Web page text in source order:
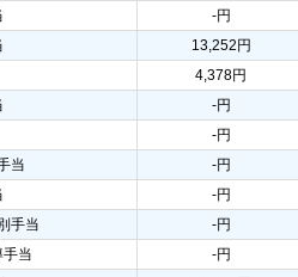
-円
13,252円
4,378円
-円
-円
当
-円
-円
手当
-円
手当
-円